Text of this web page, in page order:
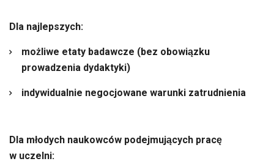
Dla najlepszych:
możliwe etaty badawcze (bez obowiązku
prowadzenia dydaktyki)
indywidualnie negocjowane warunki zatrudnienia
Dla młodych naukowców podejmujących pracę
w uczelni: